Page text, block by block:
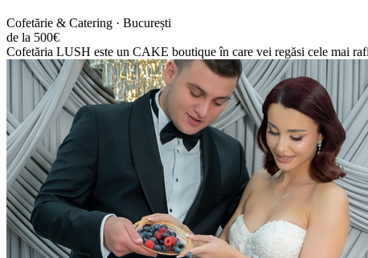
Cofetărie & Catering · București
de la 500€
Cofetăria LUSH este un CAKE boutique în care vei regăsi cele mai